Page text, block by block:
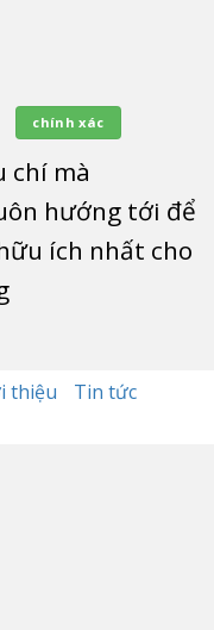
chính xác
chí mà
hướng tới để
ích nhất cho
thiệu
Tin tức